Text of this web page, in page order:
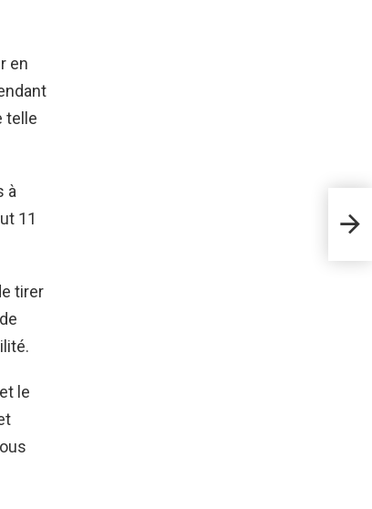
en
telle
à
11
tirer
le